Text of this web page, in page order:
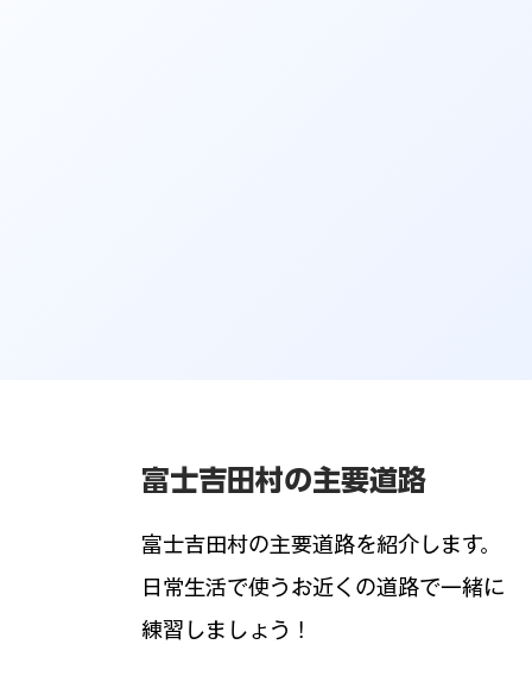
富士吉田村の主要道路
富士吉田村の主要道路を紹介します。
日常生活で使うお近くの道路で一緒に
練習しましょう！